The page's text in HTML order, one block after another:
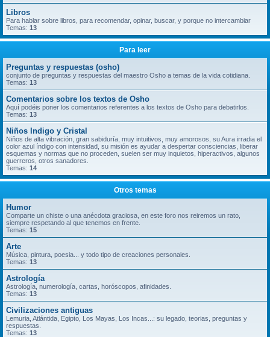
Libros
Para hablar sobre libros, para recomendar, opinar, buscar, y porque no intercambiar
Temas: 13
Para leer
Preguntas y respuestas (osho)
conjunto de preguntas y respuestas del maestro Osho a temas de la vida cotidiana.
Temas: 13
Comentarios sobre los textos de Osho
Aquí podéis poner los comentarios referentes a los textos de Osho para debatirlos.
Temas: 13
Niños Indigo y Cristal
Niños de alta vibración, gran sabiduría, muy intuitivos, muy amorosos, su Aura irradia el
color azul índigo con intensidad, su misión es ayudar a despertar consciencias, liberar
esquemas y normas que no proceden, suelen ser muy inquietos, hiperactivos, algunos
guerreros, otros sanadores.
Temas: 14
Otros temas
Humor
Comparte un chiste o una anécdota graciosa, en este foro nos reiremos un rato,
siempre respetando al que tenemos en frente.
Temas: 15
Arte
Música, pintura, poesia... y todo tipo de creaciones personales.
Temas: 13
Astrología
Astrología, numerología, cartas, horóscopos, afinidades.
Temas: 13
Civilizaciones antiguas
Lemuria, Atlántida, Egipto, Los Mayas, Los Incas...: su legado, teorias, preguntas y
respuestas.
Temas: 13